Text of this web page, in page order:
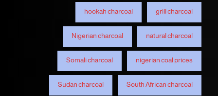
grill charcoal
hookah charcoal
natural charcoal
Nigerian charcoal
nigerian coal prices
Somali charcoal
South African charcoal
Sudan charcoal